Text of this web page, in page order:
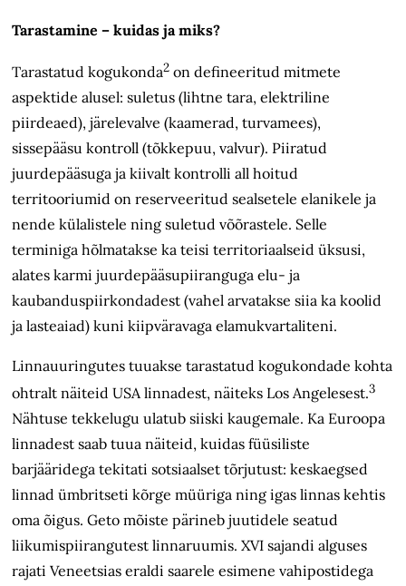
Tarastamine – kuidas ja miks?
Tarastatud kogukonda2 on defineeritud mitmete
aspektide alusel: suletus (lihtne tara, elektriline
piirdeaed), järelevalve (kaamerad, turvamees),
sissepääsu kontroll (tõkkepuu, valvur). Piiratud
juurdepääsuga ja kiivalt kontrolli all hoitud
territooriumid on reserveeritud sealsetele elanikele ja
nende külalistele ning suletud võõrastele. Selle
terminiga hõlmatakse ka teisi territoriaalseid üksusi,
alates karmi juurdepääsupiiranguga elu- ja
kaubanduspiirkondadest (vahel arvatakse siia ka koolid
ja lasteaiad) kuni kiipväravaga elamukvartaliteni.
Linnauuringutes tuuakse tarastatud kogukondade kohta
ohtralt näiteid USA linnadest, näiteks Los Angelesest.3
Nähtuse tekkelugu ulatub siiski kaugemale. Ka Euroopa
linnadest saab tuua näiteid, kuidas füüsiliste
barjääridega tekitati sotsiaalset tõrjutust: keskaegsed
linnad ümbritseti kõrge müüriga ning igas linnas kehtis
oma õigus. Geto mõiste pärineb juutidele seatud
liikumispiirangutest linnaruumis. XVI sajandi alguses
rajati Veneetsias eraldi saarele esimene vahipostidega